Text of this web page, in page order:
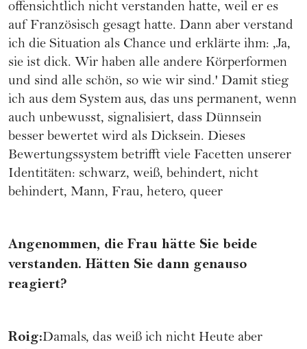
offensichtlich nicht verstanden hatte, weil er es
auf Französisch gesagt hatte. Dann aber verstand
ich die Situation als Chance und erklärte ihm: ,Ja,
sie ist dick. Wir haben alle andere Körperformen
und sind alle schön, so wie wir sind.' Damit stieg
ich aus dem System aus, das uns permanent, wenn
auch unbewusst, signalisiert, dass Dünnsein
besser bewertet wird als Dicksein. Dieses
Bewertungssystem betrifft viele Facetten unserer
Identitäten: schwarz, weiß, behindert, nicht
behindert, Mann, Frau, hetero, queer
Angenommen, die Frau hätte Sie beide
verstanden. Hätten Sie dann genauso
reagiert?
Roig:Damals, das weiß ich nicht Heute aber